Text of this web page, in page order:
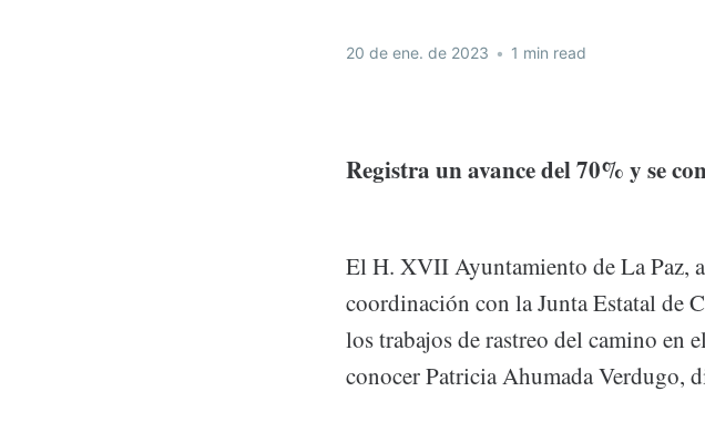
20 de ene. de 2023 • 1 min read
Registra un avance del 70% y se
El H. XVII Ayuntamiento de La Paz,
coordinación con la Junta Estatal de
los trabajos de rastreo del camino en
conocer Patricia Ahumada Verdugo,